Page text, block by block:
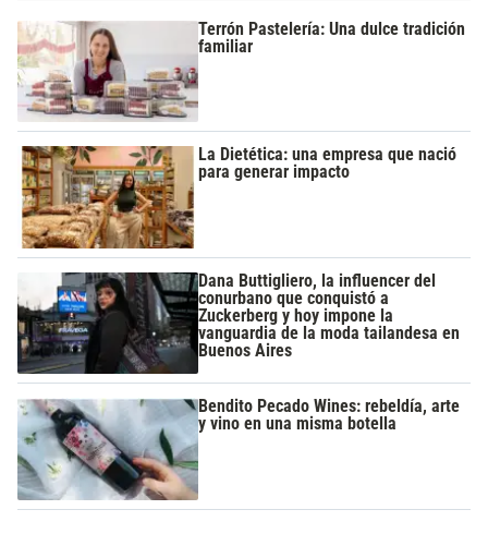
Terrón Pastelería: Una dulce tradición
familiar
La Dietética: una empresa que nació
para generar impacto
Dana Buttigliero, la influencer del
conurbano que conquistó a
Zuckerberg y hoy impone la
vanguardia de la moda tailandesa en
Buenos Aires
Bendito Pecado Wines: rebeldía, arte
y vino en una misma botella